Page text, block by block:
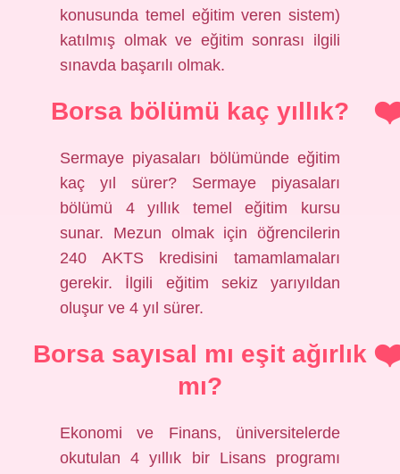
konusunda temel eğitim veren sistem)
katılmış olmak ve eğitim sonrası ilgili
sınavda başarılı olmak.
Borsa bölümü kaç yıllık?
Sermaye piyasaları bölümünde eğitim
kaç yıl sürer? Sermaye piyasaları
bölümü 4 yıllık temel eğitim kursu
sunar. Mezun olmak için öğrencilerin
240 AKTS kredisini tamamlamaları
gerekir. İlgili eğitim sekiz yarıyıldan
oluşur ve 4 yıl sürer.
Borsa sayısal mı eşit ağırlık
mı?
Ekonomi ve Finans, üniversitelerde
okutulan 4 yıllık bir Lisans programı